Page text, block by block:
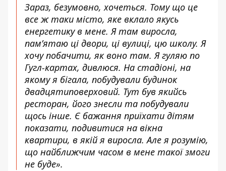
Зараз, безумовно, хочеться. Тому що це
все ж таки місто, яке вклало якусь
енергетику в мене. Я там виросла,
пам’ятаю ці двори, ці вулиці, цю школу. Я
хочу побачити, як воно там. Я гуляю по
Гугл-картах, дивлюся. На стадіоні, на
якому я бігала, побудували будинок
двадцятиповерховий. Тут був якийсь
ресторан, його знесли та побудували
щось інше. Є бажання приїхати дітям
показати, подивитися на вікна
квартири, в якій я виросла. Але я розумію,
що найближчим часом в мене такої змоги
не буде».